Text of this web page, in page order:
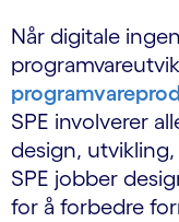
Når digitale
SPE involverer
design,
SPE jobber
for å forbedre